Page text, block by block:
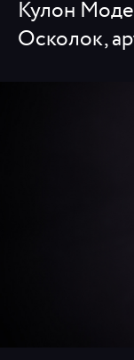
Кулон
Осколок,